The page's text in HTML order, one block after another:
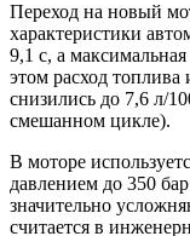
Переход на новый
характеристики
9,1 с, а
этом расход
снизились до 7,6 л/
смешанном цикле).
В моторе
давлением до 350
значительно
считается в